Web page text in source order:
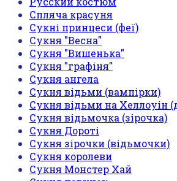
Спляча красуня
Сукні принцеси (феї)
Сукня "Весна"
Сукня "Вишенька"
Сукня "графіня"
Сукня ангела
Сукня відьми (вампірки)
Сукня відьми на Хеллоуін
Сукня відьмочка (зірочка)
Сукня Дороті
Сукня зірочки (відьмочки)
Сукня королеви
Сукня Монстер Хай